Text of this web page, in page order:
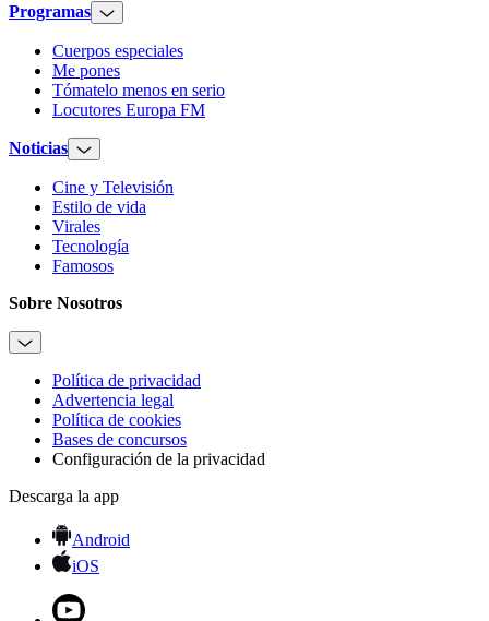
Programas
Cuerpos especiales
Me pones
Tómatelo menos en serio
Locutores Europa FM
Noticias
Cine y Televisión
Estilo de vida
Virales
Tecnología
Famosos
Sobre Nosotros
Política de privacidad
Advertencia legal
Política de cookies
Bases de concursos
Configuración de la privacidad
Descarga la app
Android
iOS